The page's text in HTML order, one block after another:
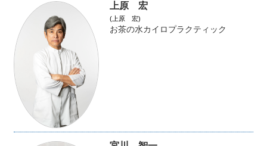
上原 宏
(上原 宏)
お茶の水カイロプラクティック